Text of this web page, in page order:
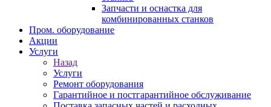
Запчасти и оснастка для
комбинированных станков
Пром. оборудование
Акции
Услуги
Назад
Услуги
Ремонт оборудования
Гарантийное и постгарантийное обслуживание